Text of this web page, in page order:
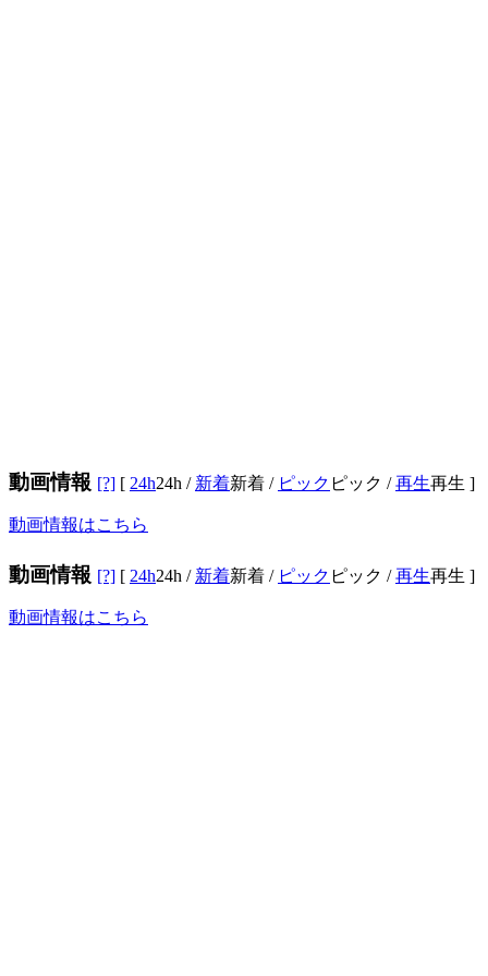
動画情報 [?] [ 24h24h / 新着新着 / ピック ピック /再生再生 ]
動画情報はこちら
動画情報 [?] [ 24h24h / 新着新着 / ピック ピック /再生再生 ]
動画情報はこちら